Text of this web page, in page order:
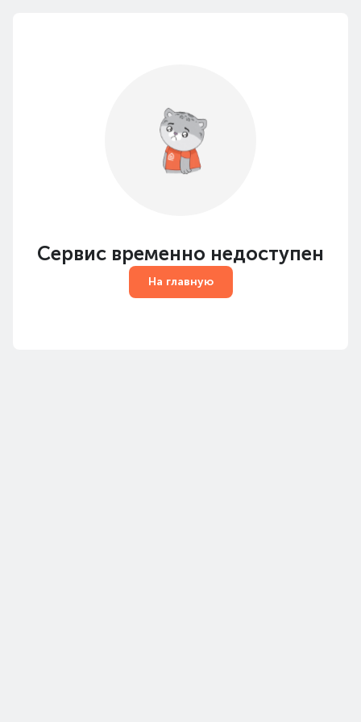
Сервис временно недоступен
На главную